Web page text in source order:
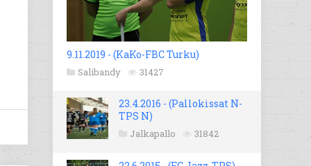
9.11.2019 - (KaKo-FBC Turku)
Salibandy 31427
23.4.2016 - (Pallokissat N-
TPS N)
Jalkapallo 31842